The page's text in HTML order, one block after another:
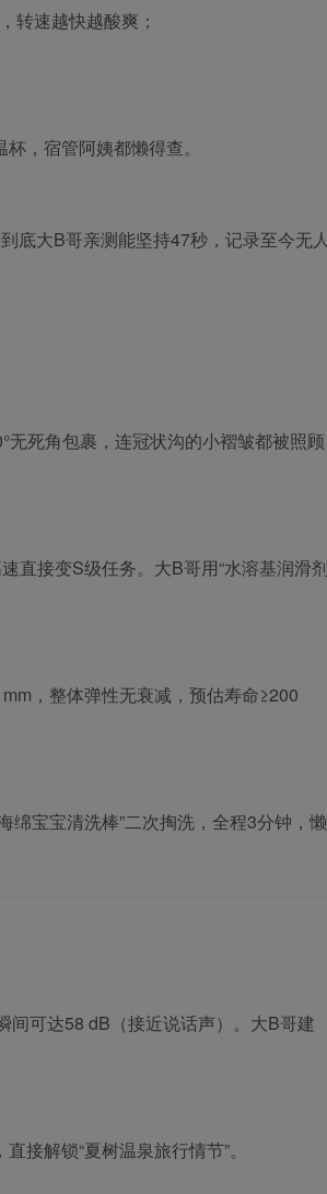
转速越快越酸爽；
，宿管阿姨都懒得查。
底大B哥亲测能坚持47秒，记录至今无
无死角包裹，连冠状沟的小褶皱都被照顾
直接变S级任务。大B哥用“水溶基润滑
，整体弹性无衰减，预估寿命≥200
绵宝宝清洗棒”二次掏洗，全程3分钟，懒
间可达58 dB（接近说话声）。大B哥建
接解锁“夏树温泉旅行情节”。